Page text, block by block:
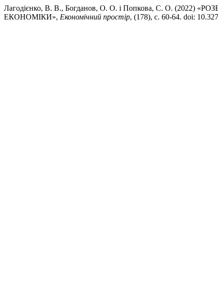
Лагодієнко, В. В., Богданов, О. О. і Попкова, С. О.
ЕКОНОМІКИ», Економічний простір, (178), с. 60-64. doi: